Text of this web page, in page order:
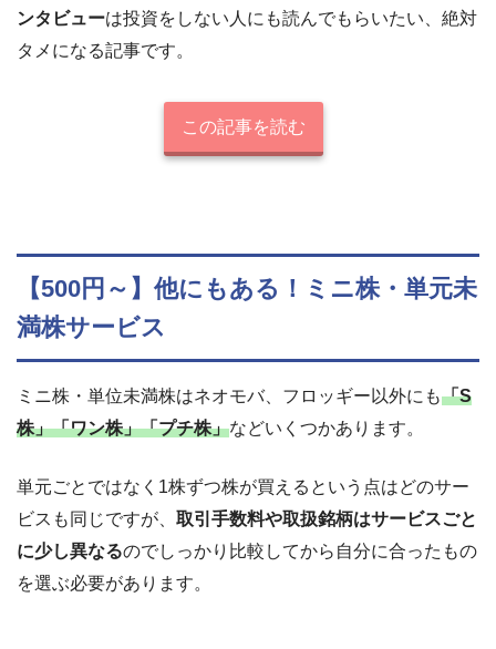
ンタビューは投資をしない人にも読んでもらいたい、絶対
タメになる記事です。
この記事を読む
【500円～】他にもある！ミニ株・単元未
満株サービス
ミニ株・単位未満株はネオモバ、フロッギー以外にも「S
株」「ワン株」「プチ株」などいくつかあります。
単元ごとではなく1株ずつ株が買えるという点はどのサー
ビスも同じですが、 取引手数料や取扱銘柄はサービスごと
に少し異なるのでしっかり比較してから自分に合ったもの
を選ぶ必要があります。